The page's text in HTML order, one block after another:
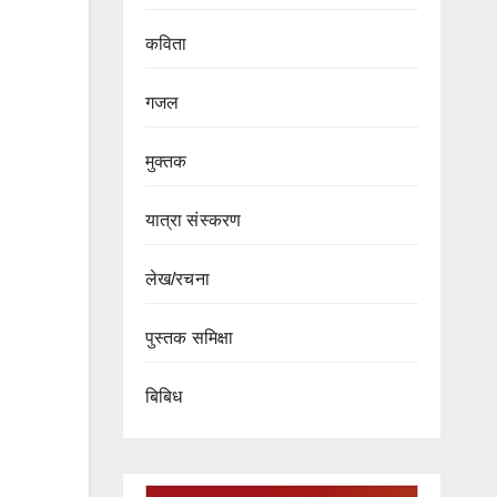
कविता
गजल
मुक्तक
यात्रा संस्करण
लेख/रचना
पुस्तक समिक्षा
बिबिध